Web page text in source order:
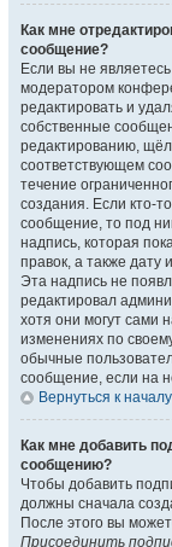
Как мне
сообщение?
Если вы не
модератором
редактировать и
собственные
редактированию,
соответствующем
течение
создания. Если кто-
сообщение, то под
надпись, которая
правок, а также дату
Эта надпись не
редактировал
хотя они могут сами
изменениях по
обычные
сообщение, если на
Вернуться к началу
Как мне добавить
сообщению?
Чтобы добавить
должны сначала
После этого вы
Присоединить